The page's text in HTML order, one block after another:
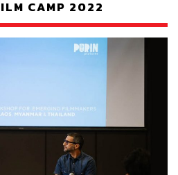
CAMP 2022